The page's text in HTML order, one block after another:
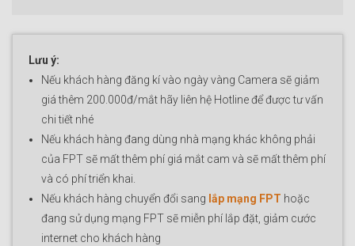
Lưu ý:
Nếu khách hàng đăng kí vào ngày vàng Camera sẽ giảm
giá thêm 200.000đ/mắt hãy liên hệ Hotline để được tư vấn
chi tiết nhé
Nếu khách hàng đang dùng nhà mạng khác không phải
của FPT sẽ mất thêm phí giá mắt cam và sẽ mất thêm phí
và có phí triển khai.
Nếu khách hàng chuyển đổi sang lắp mạng FPT hoặc
đang sử dụng mạng FPT sẽ miễn phí lắp đặt, giảm cước
internet cho khách hàng